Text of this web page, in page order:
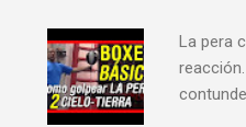
La pera